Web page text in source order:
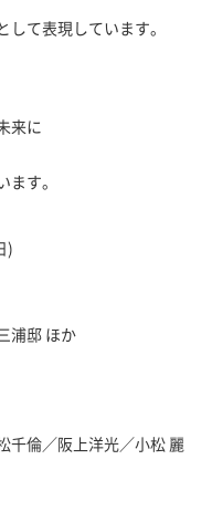
して表現しています。
来に
ます。
)
浦邸 ほか
千倫／阪上洋光／小松 麗